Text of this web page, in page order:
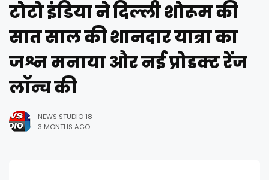
टोटो इंडिया ने दिल्ली शोरूम की
सात साल की शानदार यात्रा का
जश्न मनाया और नई प्रोडक्ट रेंज
लॉन्च की
NEWS STUDIO 18
3 MONTHS AGO